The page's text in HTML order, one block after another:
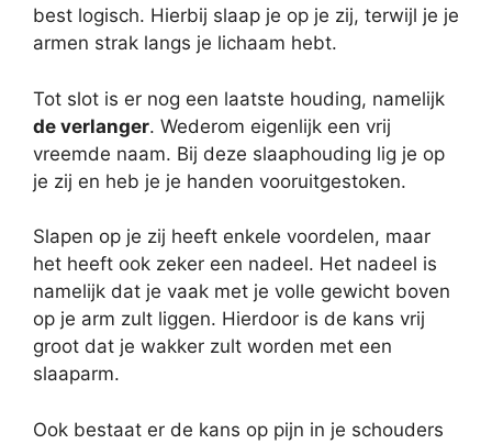
best logisch. Hierbij slaap je op je zij, terwijl je je
armen strak langs je lichaam hebt.
Tot slot is er nog een laatste houding, namelijk
de verlanger. Wederom eigenlijk een vrij
vreemde naam. Bij deze slaaphouding lig je op
je zij en heb je je handen vooruitgestoken.
Slapen op je zij heeft enkele voordelen, maar
het heeft ook zeker een nadeel. Het nadeel is
namelijk dat je vaak met je volle gewicht boven
op je arm zult liggen. Hierdoor is de kans vrij
groot dat je wakker zult worden met een
slaaparm.
Ook bestaat er de kans op pijn in je schouders